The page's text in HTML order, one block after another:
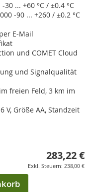
... +60 °C / ±0.4 °C
-90 ... +260 / ±0.2 °C
E-Mail
und COMET Cloud
und Signalqualität
freien Feld, 3 km im
V, Größe AA, Standzeit
283,22 €
238,00 €